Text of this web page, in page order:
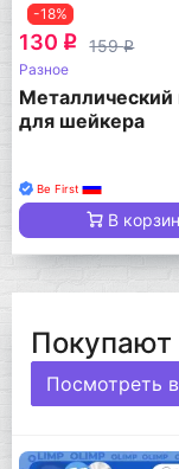
-18%
130 q 159q
Разное
для шейкера
Be First
В
Покупают
Посмотреть